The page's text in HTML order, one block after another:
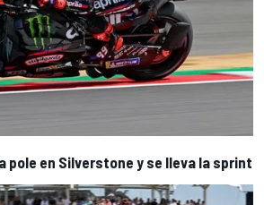
pole en Silverstone y se lleva la sprint